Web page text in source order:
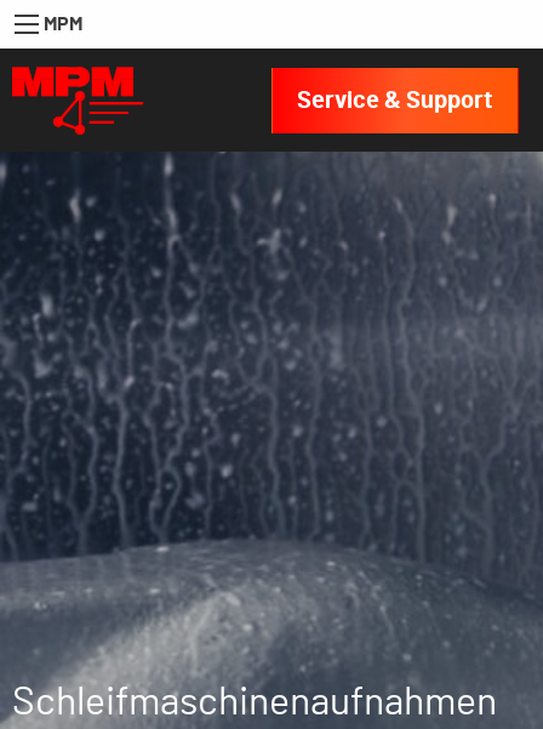
MPM
Service & Support
Schleifmaschinenaufnahmen